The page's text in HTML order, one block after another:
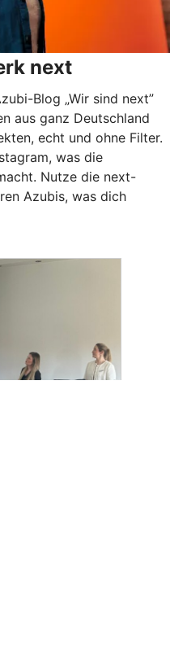
next
Blog „Wir sind next”
aus ganz Deutschland
echt und ohne Filter.
was die
Nutze die next-
Azubis, was dich